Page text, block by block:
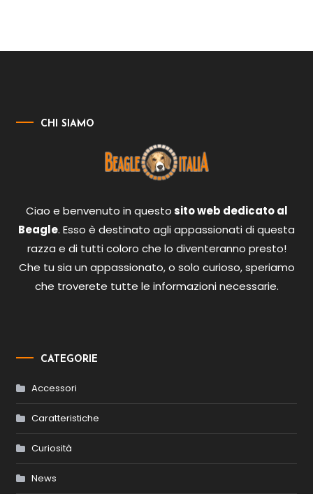
CHI SIAMO
Ciao e benvenuto in questosito web dedicato al
Beagle. Esso è destinato agli appassionati di questa
razza e di tutti coloro che lo diventeranno presto!
Che tu sia un appassionato, o solo curioso, speriamo
che troverete tutte le informazioni necessarie.
CATEGORIE
Accessori
Caratteristiche
Curiosità
News